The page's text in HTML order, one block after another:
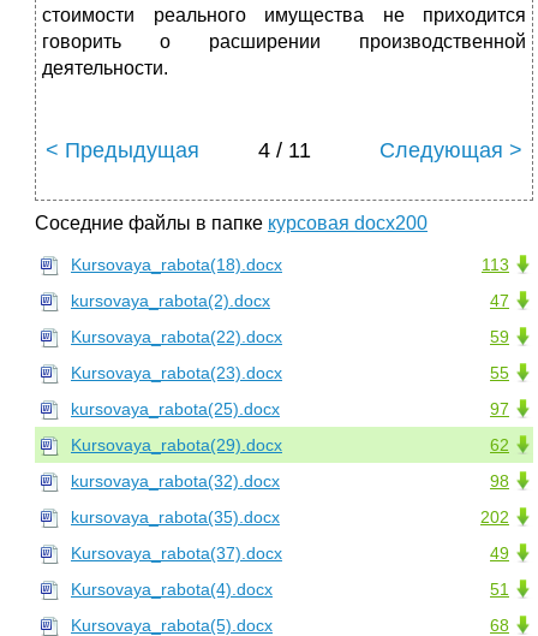
стоимости реального имущества не приходится
говорить о расширении производственной
деятельности.
< Предыдущая 4 / 11 Следующая >
Соседние файлы в папке курсовая docx200
113
Kursovaya_rabota(18).docx
47
kursovaya_rabota(2).docx
59
Kursovaya_rabota(22).docx
55
Kursovaya_rabota(23).docx
97
kursovaya_rabota(25).docx
62
Kursovaya_rabota(29).docx
98
kursovaya_rabota(32).docx
202
kursovaya_rabota(35).docx
49
Kursovaya_rabota(37).docx
51
Kursovaya_rabota(4).docx
68
Kursovaya_rabota(5).docx